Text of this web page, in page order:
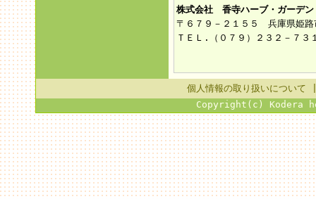
株式会社 香寺ハーブ・ガーデン
〒６７９－２１５５ 兵庫県姫路
ＴＥＬ.（０７９）２３２－７
個人情報の取り扱いについて
Copyright(c) Kodera